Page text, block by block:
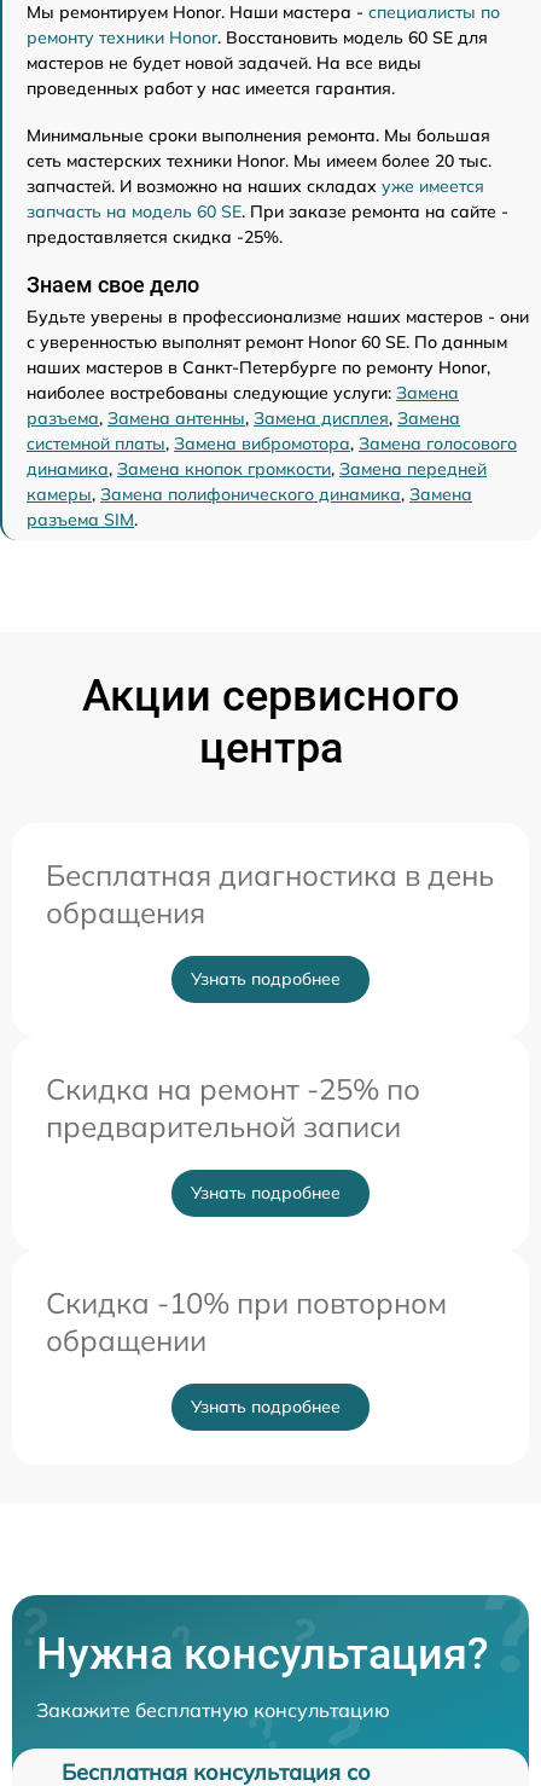
Мы ремонтируем Honor. Наши мастера - специалисты по
ремонту техники Honor. Восстановить модель 60 SE для
мастеров не будет новой задачей. На все виды
проведенных работ у нас имеется гарантия.
Минимальные сроки выполнения ремонта. Мы большая
сеть мастерских техники Honor. Мы имеем более 20 тыс.
запчастей. И возможно на наших складах уже имеется
запчасть на модель 60 SE. При заказе ремонта на сайте -
предоставляется скидка -25%.
Знаем свое дело
Будьте уверены в профессионализме наших мастеров - они
с уверенностью выполнят ремонт Honor 60 SE. По данным
наших мастеров в Санкт-Петербурге по ремонту Honor,
наиболее востребованы следующие услуги: Замена
разъема, Замена антенны, Замена дисплея, Замена
системной платы, Замена вибромотора, Замена голосового
динамика, Замена кнопок громкости, Замена передней
камеры, Замена полифонического динамика, Замена
разъема SIM.
Акции сервисного
центра
Бесплатная диагностика в день
обращения
Узнать подробнее
Скидка на ремонт -25% по
предварительной записи
Узнать подробнее
Скидка -10% при повторном
обращении
Узнать подробнее
Нужна консультация?
Закажите бесплатную консультацию
Бесплатная консультация со